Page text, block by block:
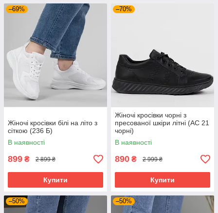
–69%
Жіночі кросівки білі на літо з
сіткою (236 Б)
В наявності
899 ₴ 2 899 ₴
Купити
–70%
Жіночі кросівки чорні з
пресованої шкіри літні (АС 21
чорні)
В наявності
890 ₴ 2 999 ₴
Купити
–50% –50%